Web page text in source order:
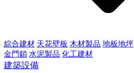
綜合建材 天花壁板 木材製品 地板地坪
金門鎖 水泥製品 化工建材
建築設備